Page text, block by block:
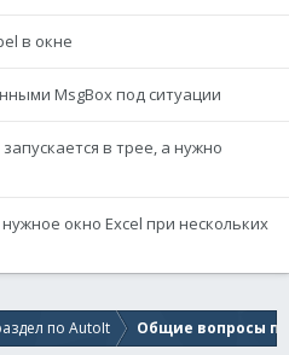
в окне
MsgBox под ситуации
в трее, а нужно
окно Excel при нескольких
по AutoIt Общие вопросы